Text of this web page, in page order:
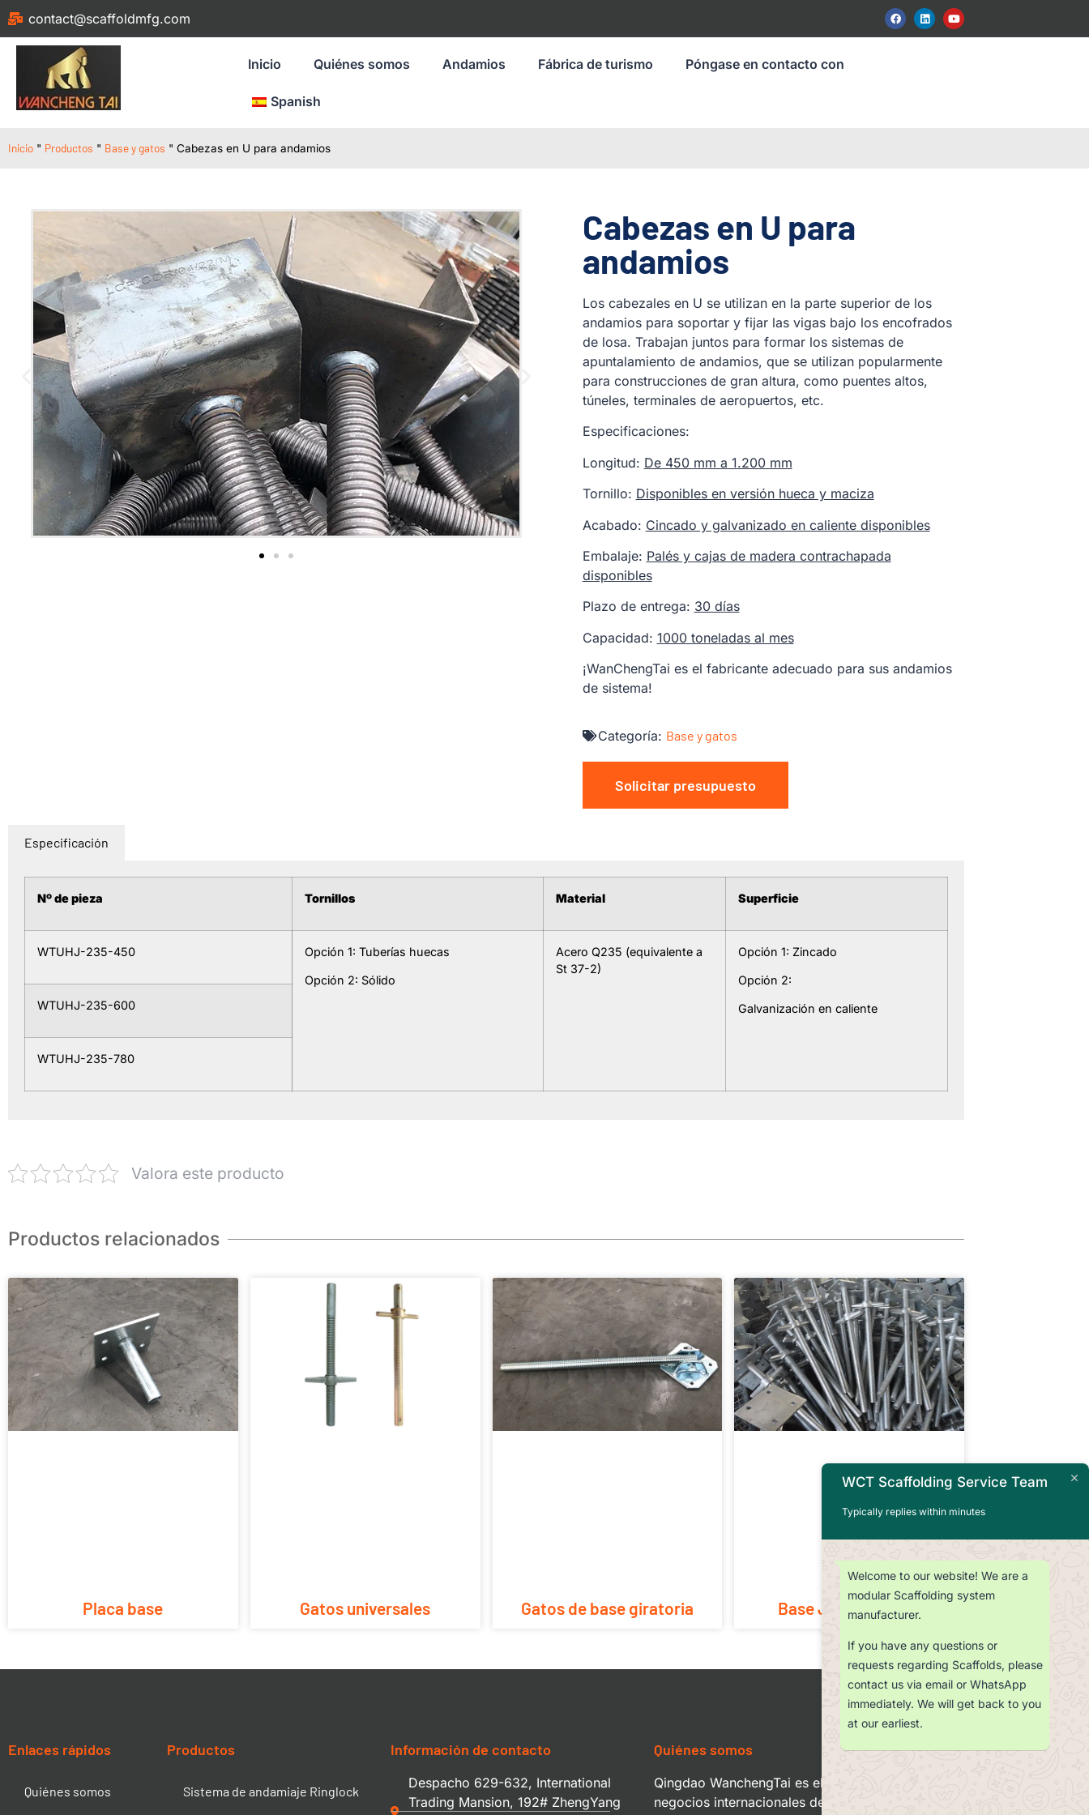
contact@scaffoldmfg.com
Inicio Quiénes somos Andamios Fábrica de turismo Póngase en contacto con
Spanish
Inicio " Productos " Base y gatos " Cabezas en U para andamios
Cabezas en U para
andamios
Los cabezales en U se utilizan en la parte superior de los
andamios para soportar y fijar las vigas bajo los encofrados
de losa. Trabajan juntos para formar los sistemas de
apuntalamiento de andamios, que se utilizan popularmente
para construcciones de gran altura, como puentes altos,
túneles, terminales de aeropuertos, etc.
Especificaciones:
Longitud: De 450 mm a 1.200 mm
Tornillo: Disponibles en versión hueca y maciza
Acabado: Cincado y galvanizado en caliente disponibles
Embalaje: Palés y cajas de madera contrachapada
disponibles
Plazo de entrega: 30 días
Capacidad: 1000 toneladas al mes
¡WanChengTai es el fabricante adecuado para sus andamios
de sistema!
Categoría: Base y gatos
Solicitar presupuesto
Especificación
Nº de pieza Tornillos Material Superficie
WTUHJ-235-450 Opción 1: Tuberías huecas
Opción 2: Sólido
Acero Q235 (equivalente a
St 37-2)
Opción 1: Zincado
Opción 2:
Galvanización en caliente
WTUHJ-235-600
WTUHJ-235-780
Valora este producto
Productos relacionados
Placa base Gatos universales Gatos de base giratoria Base Jacks - Sólida
Enlaces rápidos
Quiénes somos
Productos
Sistema de andamiaje Ringlock
Información de contacto
Despacho 629-632, International
Trading Mansion, 192# ZhengYang
Quiénes somos
Qingdao WanchengTai es el departamento de
negocios internacionales del Grupo Qingdao
WCT Scaffolding Service Team
Typically replies within minutes
Welcome to our website! We are a
modular Scaffolding system
manufacturer.
If you have any questions or
requests regarding Scaffolds, please
contact us via email or WhatsApp
immediately. We will get back to you
at our earliest.